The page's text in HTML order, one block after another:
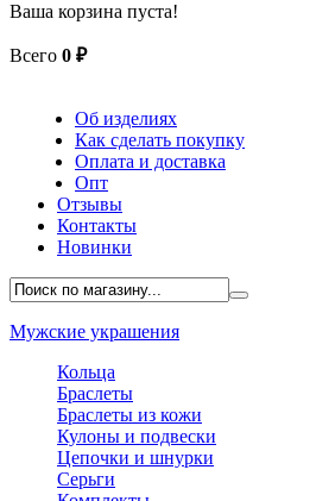
Ваша корзина пуста!
Всего 0 ₽
Об изделиях
Как сделать покупку
Оплата и доставка
Опт
Отзывы
Контакты
Новинки
Мужские украшения
Кольца
Браслеты
Браслеты из кожи
Кулоны и подвески
Цепочки и шнурки
Серьги